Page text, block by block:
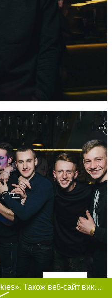
Фільтри
Цей сайт використовує «cookies». Також веб-сайт використовує інтернет-сервіс для збору технічних даних стосовно відвідувачів з метою отримання маркетингової та статистичної інформації. Умови обробки даних відвідувачів сайту див.